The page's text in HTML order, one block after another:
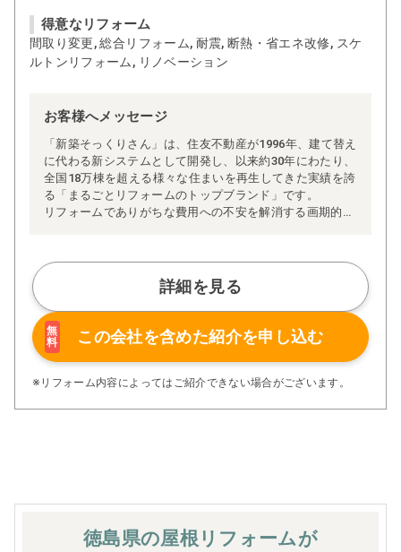
得意なリフォーム
間取り変更, 総合リフォーム, 耐震, 断熱・省エネ改修, スケ
ルトンリフォーム, リノベーション
お客様へメッセージ
「新築そっくりさん」は、住友不動産が1996年、建て替え
に代わる新システムとして開発し、以来約30年にわたり、
全国18万棟を超える様々な住まいを再生してきた実績を誇
る「まるごとリフォームのトップブランド」です。
リフォームでありがちな費用への不安を解消する画期的な
ム」、経験豊かなセールスエンジニアによる「一貫担当
制」などが高い信頼を得ています。
また、大規模リフォームに習熟した施工管理者が現場を統
括する「専属棟梁制」、豊富な実績に裏付けられた充実の
施工マニュアルや検査体制により高い施工品質を実現。
さらに、住友不動産のリフォームならではの充実の保証、
アフターサービス体制で工事後も安心です。
ぜひ、あなたの大切なお住まいの再生を私たちにお任せく
詳細を見る
無
料
この会社を含めた紹介を申し込む
※リフォーム内容によってはご紹介できない場合がございます。
徳島県の屋根 リフォームが